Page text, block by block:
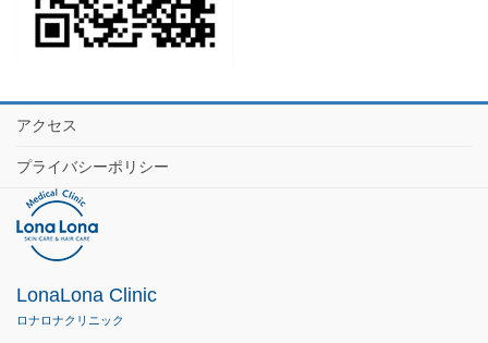
アクセス
プライバシーポリシー
LonaLona Clinic
ロナロナクリニック